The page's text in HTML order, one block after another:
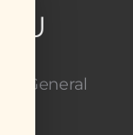
General